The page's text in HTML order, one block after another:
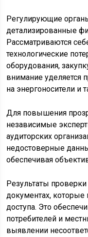
Регулирующие
детализированные
Рассматриваются
технологические
оборудования,
внимание уделяется
на энергоносители и
Для повышения
независимые
аудиторских
недостоверные
обеспечивая
Результаты
документах, которые
доступа. Это
потребителей и
выявлении